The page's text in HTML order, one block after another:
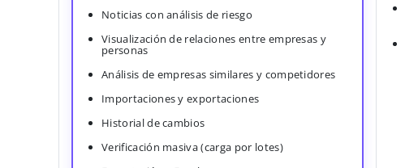
Noticias con análisis de riesgo
Visualización de relaciones entre empresas y
personas
Análisis de empresas similares y competidores
Importaciones y exportaciones
Historial de cambios
Verificación masiva (carga por lotes)